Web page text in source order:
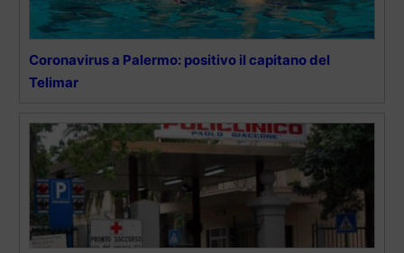
Coronavirus a Palermo: positivo il capitano del
Telimar